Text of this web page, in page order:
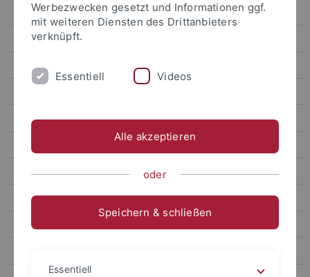
Forschungsprojekte
Projektbereich A „Praktiken“
B2 (Krmnicek / Tilly)
B3 (Braun / Gerok-Reiter)
B5 (Gropper / Merkelbach)
Werbezwecken gesetzt und Informationen ggf.
mit weiteren Diensten des Drittanbieters
verknüpft.
Essentiell Videos
Alle akzeptieren
oder
Speichern & schließen
Essentiell